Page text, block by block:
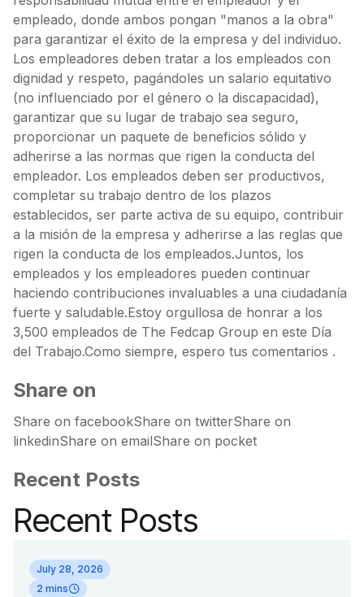
empleado, donde ambos pongan "manos a la obra"
para garantizar el éxito de la empresa y del individuo.
Los empleadores deben tratar a los empleados con
dignidad y respeto, pagándoles un salario equitativo
(no influenciado por el género o la discapacidad),
garantizar que su lugar de trabajo sea seguro,
proporcionar un paquete de beneficios sólido y
adherirse a las normas que rigen la conducta del
empleador. Los empleados deben ser productivos,
completar su trabajo dentro de los plazos
establecidos, ser parte activa de su equipo, contribuir
a la misión de la empresa y adherirse a las reglas que
rigen la conducta de los empleados.Juntos, los
empleados y los empleadores pueden continuar
haciendo contribuciones invaluables a una ciudadanía
fuerte y saludable.Estoy orgullosa de honrar a los
3,500 empleados de The Fedcap Group en este Día
del Trabajo.Como siempre, espero tus comentarios .
Share on
Share on facebookShare on twitterShare on
linkedinShare on emailShare on pocket
Recent Posts
Recent Posts
July 28, 2026
2 mins